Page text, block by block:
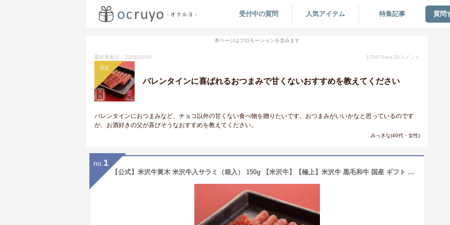
受付中の質問 人気アイテム 特集記事 質問
本ページはプロモーションを含みます
最終更新日：2026/02/06 17567View 28 コメント
決定
バレンタインに喜ばれるおつまみで甘くないおすすめを教えてください
バレンタインにおつまみなど、チョコ以外の甘くない食べ物を贈りたいです。おつまみがいいかなと思っているのです
が、お酒好きの父が喜びそうなおすすめを教えてください。
みっきな(40代・女性)
no. 1
【公式】米沢牛黄木 米沢牛入サラミ（箱入） 150g 【米沢牛】【極上】米沢牛 黒毛和牛 国産 ギフト お取り寄せ 誕生日 プレゼント 内祝い 珍味 カルパス ドライソーセージ おやつ おつまみ サラミ 父の日プレゼント お中元 お歳暮 敬老の日 50台 60代 70代 お酒 ビールのお供